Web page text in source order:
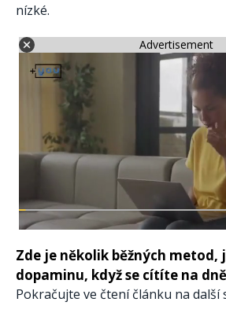
nízké.
Advertisement
Zde je několik běžných
dopaminu, když se cítíte na
Pokračujte ve čtení článku na další